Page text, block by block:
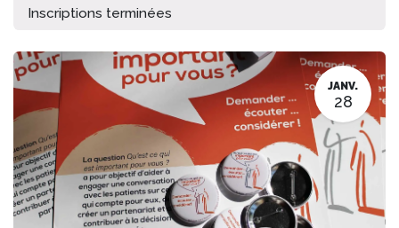
Inscriptions terminées
JANV.
28